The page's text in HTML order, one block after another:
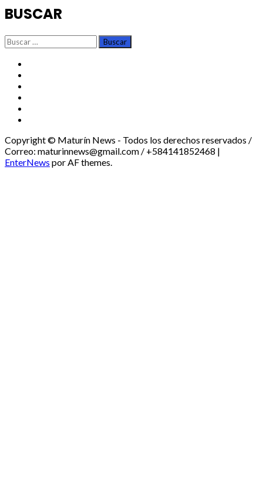
BUSCAR
Buscar:
Copyright © Maturín News - Todos los derechos reservados /
Correo: maturinnews@gmail.com / +584141852468 |
EnterNews por AF themes.